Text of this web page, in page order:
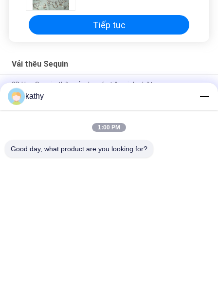
Tiếp tục
Vải thêu Sequin
3D Hoa Sequin thêu vải cho váy tiệc sinh nhật
Vũ bướm màu sắc chất lượng cao Soft Sequin thêu vải
Patttern mảnh Dye lưới đất cho trang phục thời trang
Semi Sheer Flower Sequin Dệt thêu cho phụ nữ Quần áo thời
kathy
1:00 PM
Good day, what product are you looking for?